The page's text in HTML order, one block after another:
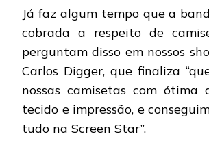
Já faz algum tempo que a
cobrada a respeito de
perguntam disso em nossos
Carlos Digger, que finaliza
nossas camisetas com ótima
tecido e impressão, e
tudo na Screen Star”.